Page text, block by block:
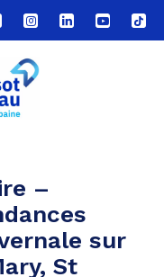
compte
Lien
vers
le
compte
Lien
vers
Lien
vers
Lien
vers
–
sur
St